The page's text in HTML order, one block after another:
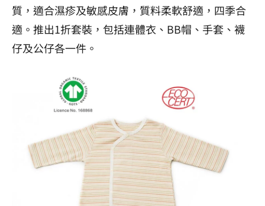
質，適合濕疹及敏感皮膚，質料柔軟舒適，四季合
適。推出1折套裝，包括連體衣、BB帽、手套、襪
仔及公仔各一件。